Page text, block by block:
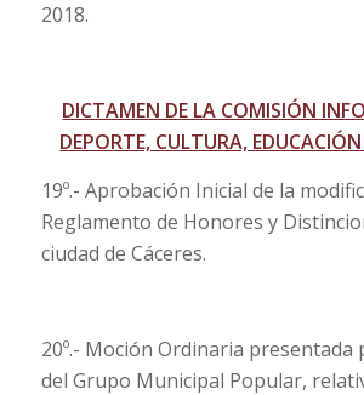
2018.
DICTAMEN DE LA COMISIÓN
DEPORTE, CULTURA,
19º.- Aprobación Inicial de la
Reglamento de Honores y
ciudad de Cáceres.
20º.- Moción Ordinaria presentada
del Grupo Municipal Popular,